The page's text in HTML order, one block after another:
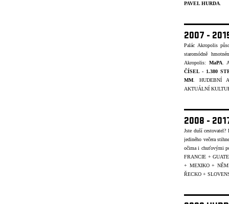
PAVEL HURDA
2007 -
Palác Akropolis
staromódně
Akropolis: MaPA.
ČÍSEL - 1.380
MM . HUDEBNÍ
AKTUÁLNÍ
2008 -
Jste duší cestovatel?
jediného večera
očima i chuťovými
FRANCIE +
+ MEXIKO +
ŘECKO +